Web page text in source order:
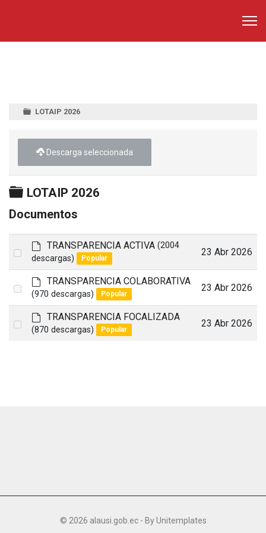
LOTAIP 2026
Descarga seleccionada
Carpeta
LOTAIP 2026
Documentos
Select
an
item
d
e
f
a
u
l
TRANSPARENCIA ACTIVA (2004
descargas)
Popular
23 Abr 2026
Select
an
item
d
e
f
a
u
TRANSPARENCIA COLABORATIVA
(970 descargas) Popular
23 Abr 2026
Select
d
e
TRANSPARENCIA FOCALIZADA
(870 descargas) Popular
23 Abr 2026
© 2026 alausi.gob.ec - ByUnitemplates